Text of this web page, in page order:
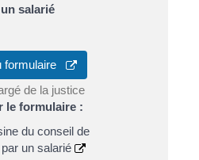
salarié
formulaire
de la justice
le formulaire :
du conseil de
un salarié